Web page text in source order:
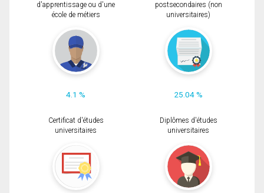
d'apprentissage ou d'une
école de métiers
4.1 %
postsecondaires (non
universitaires)
25.04 %
Certificat d'études
universitaires
Diplômes d'études
universitaires